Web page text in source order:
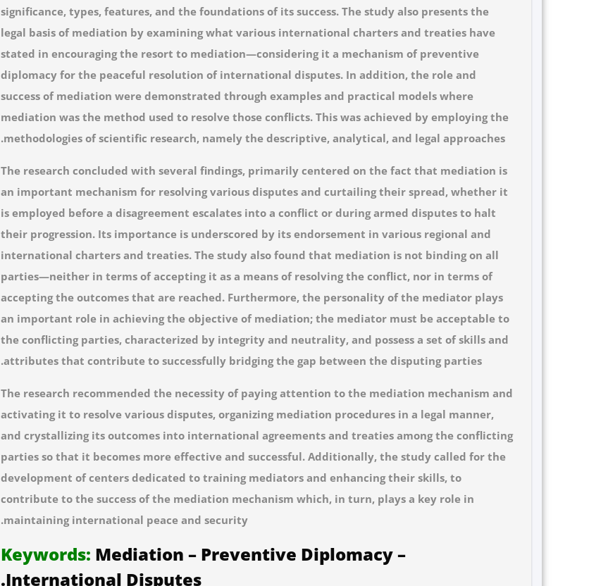
significance, types, features, and the foundations of its success. The study also presents the
legal basis of mediation by examining what various international charters and treaties have
stated in encouraging the resort to mediation—considering it a mechanism of preventive
diplomacy for the peaceful resolution of international disputes. In addition, the role and
success of mediation were demonstrated through examples and practical models where
mediation was the method used to resolve those conflicts. This was achieved by employing the
methodologies of scientific research, namely the descriptive, analytical, and legal approaches.
The research concluded with several findings, primarily centered on the fact that mediation is
an important mechanism for resolving various disputes and curtailing their spread, whether it
is employed before a disagreement escalates into a conflict or during armed disputes to halt
their progression. Its importance is underscored by its endorsement in various regional and
international charters and treaties. The study also found that mediation is not binding on all
parties—neither in terms of accepting it as a means of resolving the conflict, nor in terms of
accepting the outcomes that are reached. Furthermore, the personality of the mediator plays
an important role in achieving the objective of mediation; the mediator must be acceptable to
the conflicting parties, characterized by integrity and neutrality, and possess a set of skills and
attributes that contribute to successfully bridging the gap between the disputing parties.
The research recommended the necessity of paying attention to the mediation mechanism and
activating it to resolve various disputes, organizing mediation procedures in a legal manner,
and crystallizing its outcomes into international agreements and treaties among the conflicting
parties so that it becomes more effective and successful. Additionally, the study called for the
development of centers dedicated to training mediators and enhancing their skills, to
contribute to the success of the mediation mechanism which, in turn, plays a key role in
maintaining international peace and security.
Keywords: Mediation – Preventive Diplomacy –
International Disputes.